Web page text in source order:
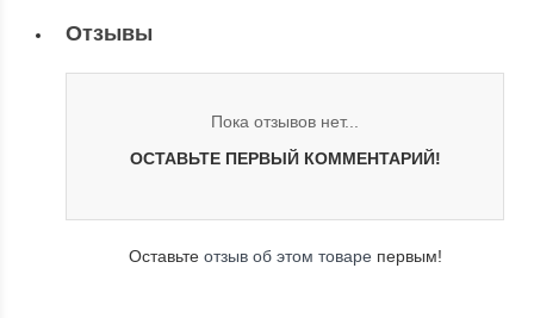
Отзывы
Пока отзывов нет...
ОСТАВЬТЕ ПЕРВЫЙ КОММЕНТАРИЙ!
Оставьте отзыв об этом товарепервым!